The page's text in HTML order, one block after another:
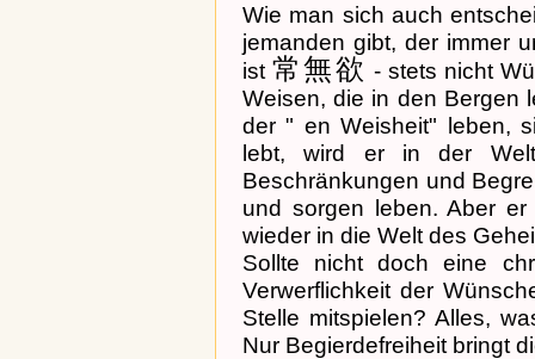
Wie man sich auch
jemanden gibt, der immer
ist 常無欲 - stets nicht
Weisen, die in den Bergen
der " en Weisheit" leben,
lebt, wird er in der
Beschränkungen und
und sorgen leben. Aber
wieder in die Welt des
Sollte nicht doch eine
Verwerflichkeit der
Stelle mitspielen? Alles,
Nur Begierdefreiheit bringt